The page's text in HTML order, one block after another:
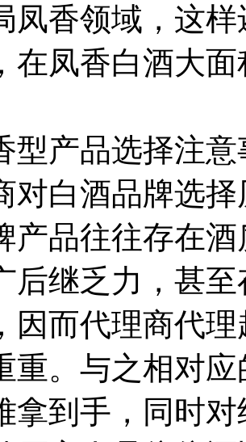
凤香领域，这
在凤香白酒大
产品选择注意
白酒品牌选择
产品往往存在
后继乏力，甚
因而代理商代
重。与之相对
拿到手，同时